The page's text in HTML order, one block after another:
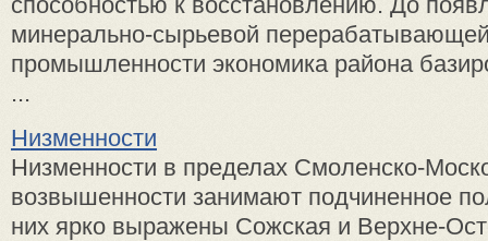
минерально-сырьевой
промышленности экономика района
...
Низменности
Низменности в пределах Смоленско-
возвышенности занимают подчиненное
них ярко выражены Сожская и Верхне-